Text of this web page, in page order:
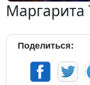
Маргарита
Поделиться: